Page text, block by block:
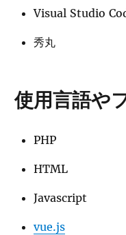
Visual Studio
秀丸
使用言語や
PHP
HTML
Javascript
vue.js